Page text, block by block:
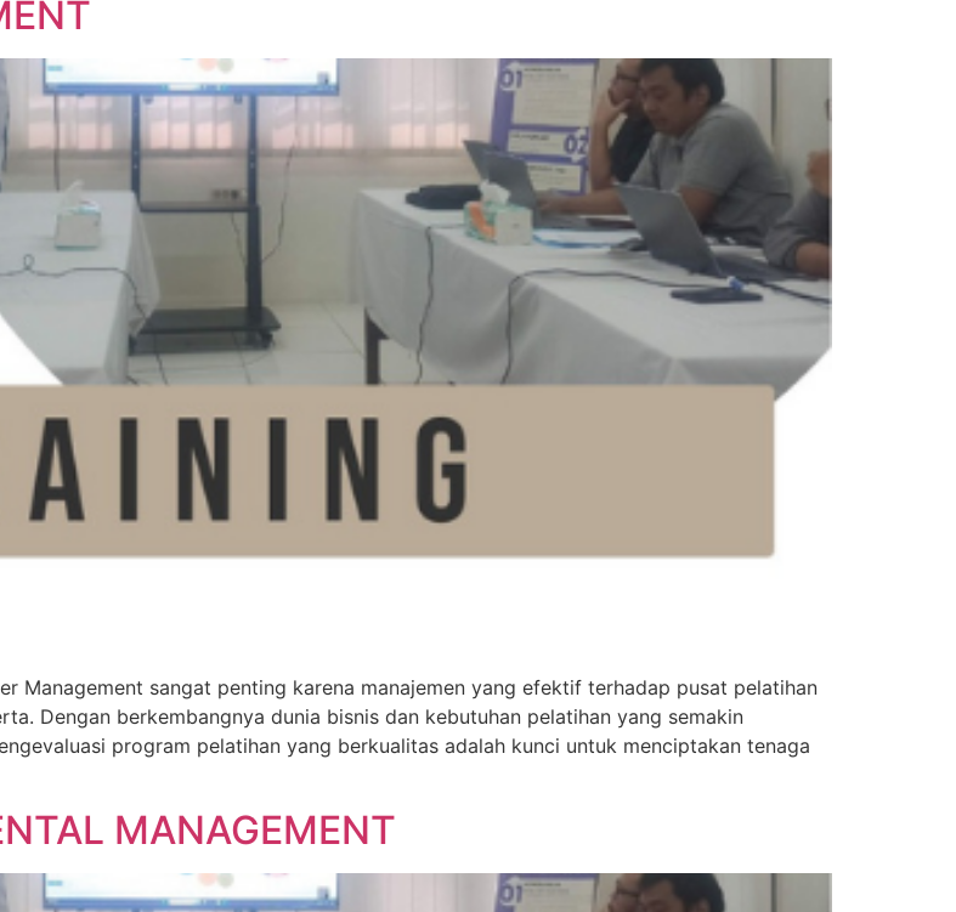
Management sangat penting karena manajemen yang efektif terhadap pusat pelatihan
Dengan berkembangnya dunia bisnis dan kebutuhan pelatihan yang semakin
program pelatihan yang berkualitas adalah kunci untuk menciptakan tenaga
MANAGEMENT